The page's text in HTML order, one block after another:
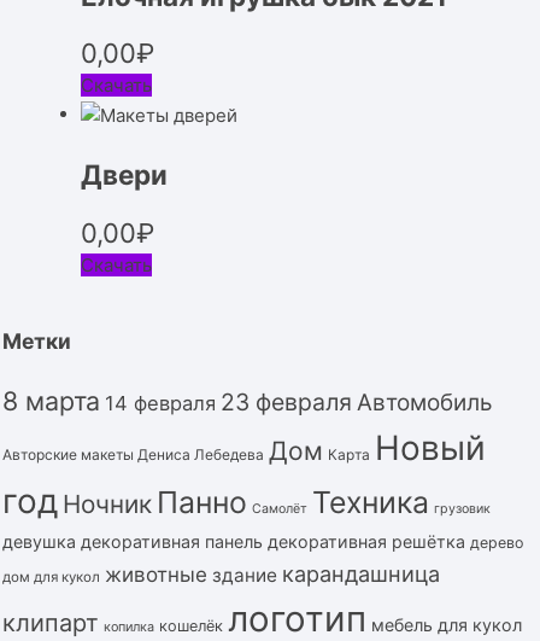
0,00₽
Скачать
Двери
0,00₽
Скачать
Метки
8 марта 14 февраля 23 февраля Автомобиль
Авторские макеты Дениса Лебедева Дом Карта Новый
год Ночник Панно Самолёт Техника грузовик
девушка декоративная панель декоративная решётка дерево
дом для кукол животные здание карандашница
клипарт копилка кошелёк логотип мебель для кукол